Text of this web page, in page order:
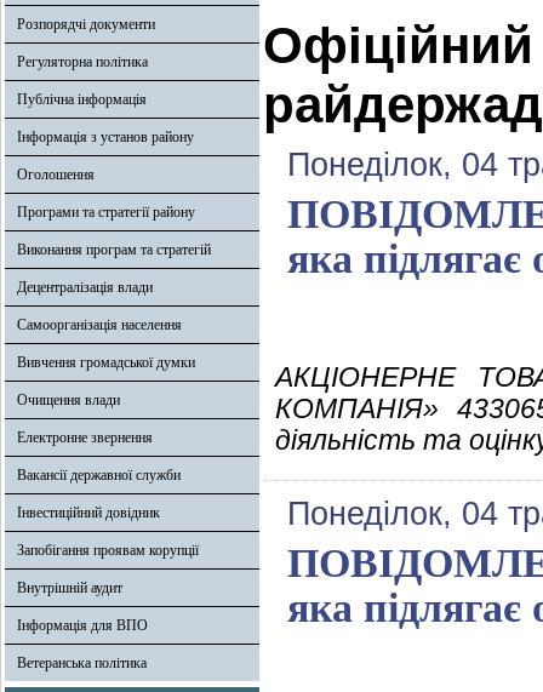
Розпорядчі документи
Регуляторна політика
Публічна інформація
Інформація з установ району
Оголошення
Програми та стратегії району
Виконання програм та стратегій
Децентралізація влади
Самоорганізація населення
Вивчення громадської думки
Очищення влади
Електронне звернення
Вакансії державної служби
Інвестиційний довідник
Запобігання проявам корупції
Внутрішній аудит
Інформація для ВПО
Ветеранська політика
Понеділок, 04
яка підлягає
АКЦІОНЕРНЕ
КОМПАНІЯ»
діяльність та
Понеділок, 04
яка підлягає